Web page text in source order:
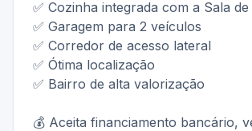
✅ Cozinha integrada com a Sala
✅ Garagem para 2 veículos
✅ Corredor de acesso lateral
✅ Ótima localização
✅ Bairro de alta valorização
💰 Aceita financiamento bancário,